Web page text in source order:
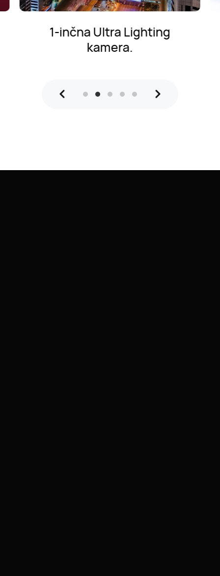
1-inčna Ultra Lighting
kamera.